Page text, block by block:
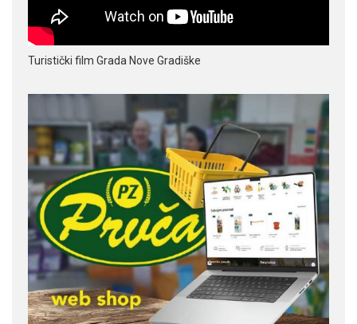
Turistički film Grada Nove Gradiške